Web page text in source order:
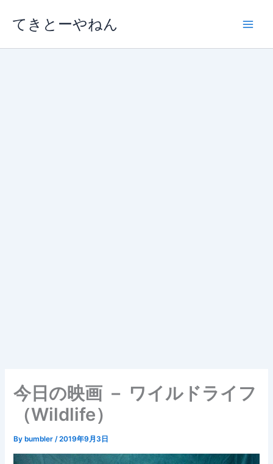
ス
てきとーやねん
今日の映画 － ワイルドライフ
（Wildlife）
By bumbler/2019年9月3日